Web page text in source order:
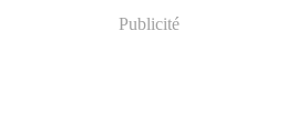
Publicité